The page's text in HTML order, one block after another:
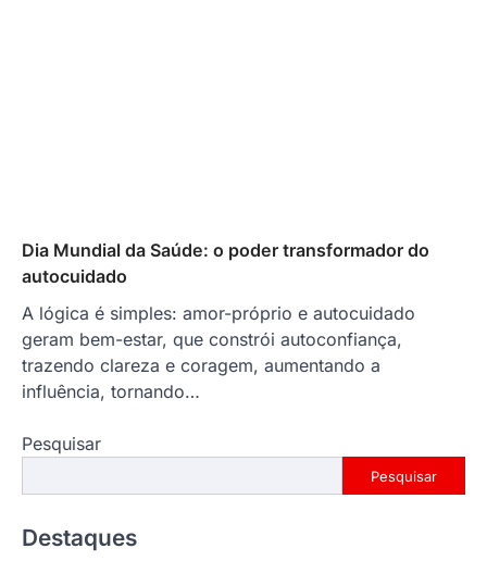
Dia Mundial da Saúde: o poder transformador do
autocuidado
A lógica é simples: amor-próprio e autocuidado
geram bem-estar, que constrói autoconfiança,
trazendo clareza e coragem, aumentando a
influência, tornando…
Pesquisar
Pesquisar
Destaques